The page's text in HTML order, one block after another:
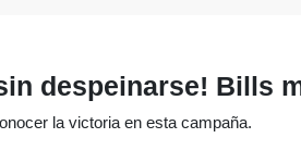
despeinarse! Bills
la victoria en esta campaña.